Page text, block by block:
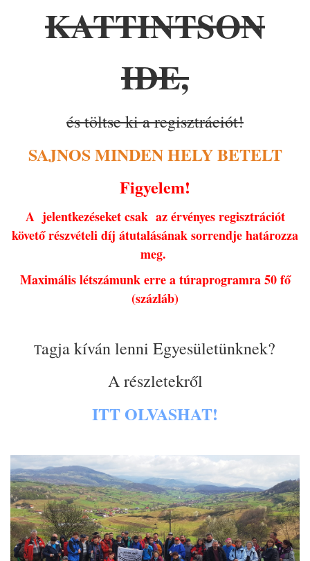
KATTINTSON
IDE,
és töltse ki a regisztrációt!
SAJNOS MINDEN HELY BETELT
Figyelem!
A jelentkezéseket csak az érvényes regisztrációt
követő részvételi díj átutalásának sorrendje határozza
meg.
Maximális létszámunk erre a túraprogramra 50 fő
(százláb)
Tagja kíván lenni Egyesületünknek?
A részletekről
ITT OLVASHAT!